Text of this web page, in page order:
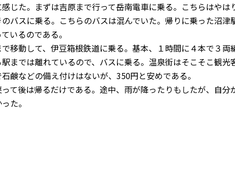
じた。まずは吉原まで行って岳南電車に乗る。こちらはや
バスに乗る。こちらのバスは混んでいた。帰りに乗った沼
いるのである。
移動して、伊豆箱根鉄道に乗る。基本、１時間に４本で３
までは離れているので、バスに乗る。温泉街はそこそこ観
鹸などの備え付けはないが、350円と安めである。
て後は帰るだけである。途中、雨が降ったりもしたが、自
た。